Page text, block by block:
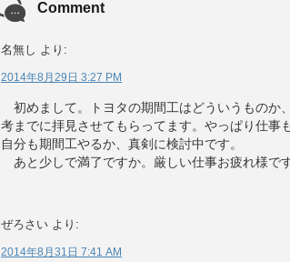
Comment
名無し より:
2014年8月29日 3:27 PM
初めまして。トヨタの期間工はどういうものか
考までに拝見させてもらってます。やっぱり仕事
自分も期間工やるか、真剣に検討中です。
あと少しで満了ですか。厳しい仕事お疲れ様です
ぜろさい より:
2014年8月31日 7:41 AM